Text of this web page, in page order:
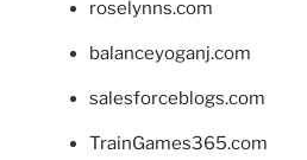
roselynns.com
balanceyoganj.com
salesforceblogs.com
TrainGames365.com